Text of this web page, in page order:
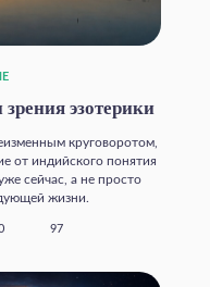
эзотерики
круговоротом,
от индийского понятия
сейчас, а не просто
жизни.
97